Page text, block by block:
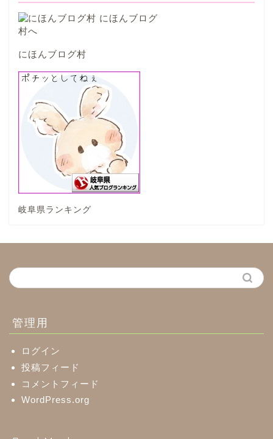
にほんブログ村
岐阜県ランキング
管理用
ログイン
投稿フィード
コメントフィード
WordPress.org